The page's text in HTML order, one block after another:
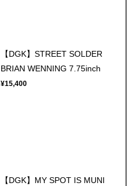
【DGK】STREET SOLDER
BRIAN WENNING 7.75inch
¥15,400
【DGK】MY SPOT IS MUNI